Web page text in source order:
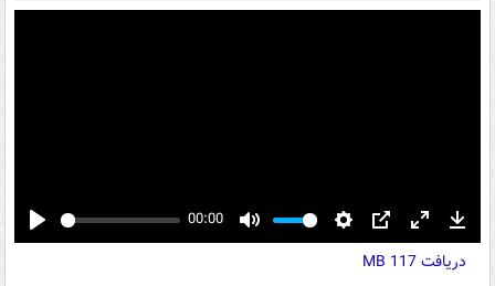
Play
00:00
Mute Settings
PIP Enter
fullscreen
دریافت117 MB